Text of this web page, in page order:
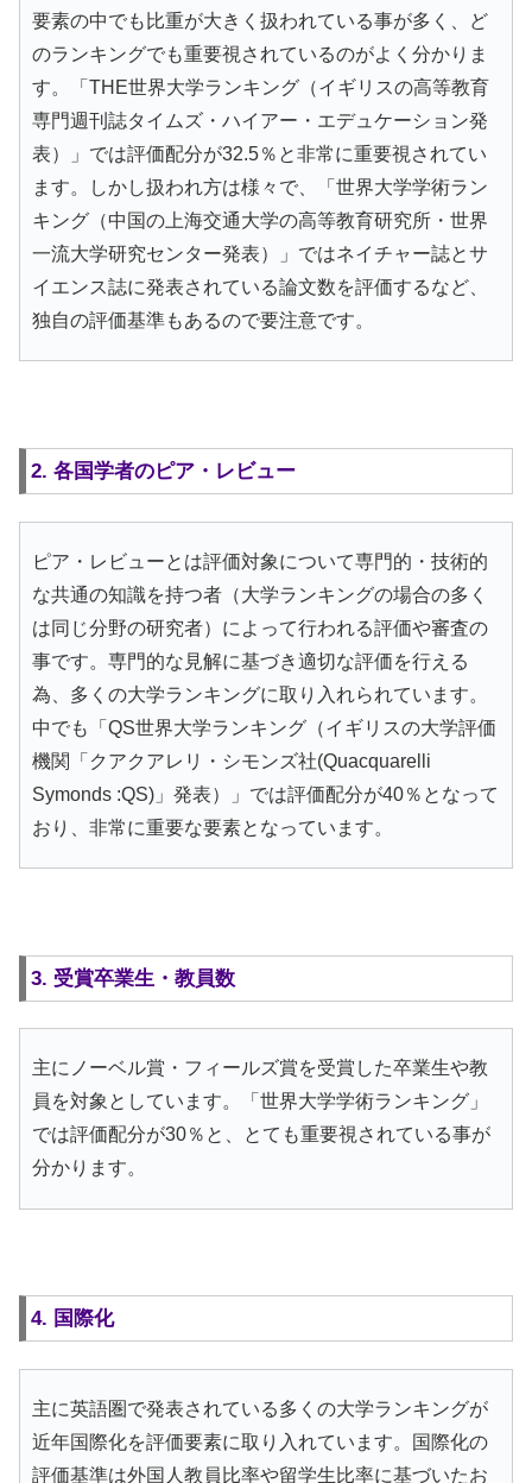
要素の中でも比重が大きく扱われている事が多く、ど
のランキングでも重要視されているのがよく分かりま
す。「THE世界大学ランキング（イギリスの高等教育
専門週刊誌タイムズ・ハイアー・エデュケーション発
表）」では評価配分が32.5％と非常に重要視されてい
ます。しかし扱われ方は様々で、「世界大学学術ラン
キング（中国の上海交通大学の高等教育研究所・世界
一流大学研究センター発表）」ではネイチャー誌とサ
イエンス誌に発表されている論文数を評価するなど、
独自の評価基準もあるので要注意です。
2. 各国学者のピア・レビュー
ピア・レビューとは評価対象について専門的・技術的
な共通の知識を持つ者（大学ランキングの場合の多く
は同じ分野の研究者）によって行われる評価や審査の
事です。専門的な見解に基づき適切な評価を行える
為、多くの大学ランキングに取り入れられています。
中でも「QS世界大学ランキング（イギリスの大学評価
機関「クアクアレリ・シモンズ社(Quacquarelli
Symonds :QS)」発表）」では評価配分が40％となって
おり、非常に重要な要素となっています。
3. 受賞卒業生・教員数
主にノーベル賞・フィールズ賞を受賞した卒業生や教
員を対象としています。「世界大学学術ランキング」
では評価配分が30％と、とても重要視されている事が
分かります。
4. 国際化
主に英語圏で発表されている多くの大学ランキングが
近年国際化を評価要素に取り入れています。国際化の
評価基準は外国人教員比率や留学生比率に基づいたお